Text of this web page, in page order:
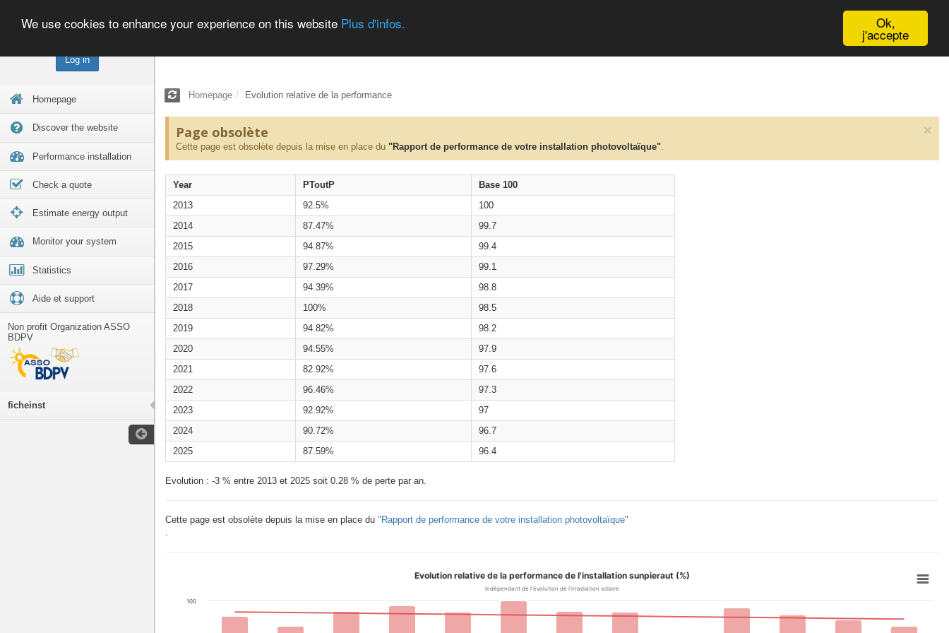
Log in
Homepage
Discover the website
Performance installation
Check a quote
Estimate energy output
Monitor your system
Statistics
Aide et support
Non profit Organization ASSO
BDPV
ficheinst
Ok,
j'accepte
We use cookies to enhance your experience on this website Plus d'infos.
Homepage Evolution relative de la performance
×
Page obsolète
Cette page est obsolète depuis la mise en place du "Rapport de performance de votre installation photovoltaïque".
Year PToutP
Base 100
2013
92.5%
100
2014
87.47%
99.7
2015
94.87%
99.4
2016
97.29%
99.1
2017
94.39%
98.8
2018
100%
98.5
2019
94.82%
98.2
2020
94.55%
97.9
2021
82.92%
97.6
2022
96.46%
97.3
2023
92.92%
97
2024
90.72%
96.7
2025
87.59% 96.4
Evolution : -3 % entre 2013 et 2025 soit 0.28 % de perte par an.
Cette page est obsolète depuis la mise en place du "Rapport de performance de votre installation photovoltaïque"
.
Evolution relative de la performance de l'installation sunpieraut (%)
Indépendant de l'évolution de l'irradiation solaire
100